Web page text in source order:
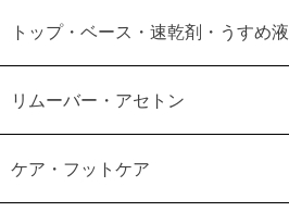
トップ・ベース・速乾剤・うすめ液
リムーバー・アセトン
ケア・フットケア